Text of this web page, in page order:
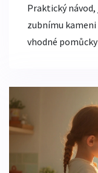
Praktický
zubnímu kameni
vhodné